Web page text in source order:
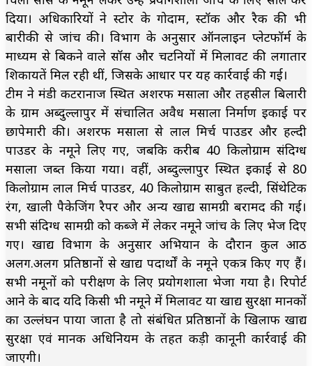
दिया। अधिकारियों ने स्टोर के गोदाम, स्टॉक और रैक की भी
बारीकी से जांच की। विभाग के अनुसार ऑनलाइन प्लेटफॉर्म के
माध्यम से बिकने वाले सॉस और चटनियों में मिलावट की लगातार
शिकायतें मिल रही थीं, जिसके आधार पर यह कार्रवाई की गई।
टीम ने मंडी कटरानाज स्थित अशरफ मसाला और तहसील बिलारी
के ग्राम अब्दुल्लापुर में संचालित अवैध मसाला निर्माण इकाई पर
छापेमारी की। अशरफ मसाला से लाल मिर्च पाउडर और हल्दी
पाउडर के नमूने लिए गए, जबकि करीब 40 किलोग्राम संदिग्ध
मसाला जब्त किया गया। वहीं, अब्दुल्लापुर स्थित इकाई से 80
किलोग्राम लाल मिर्च पाउडर, 40 किलोग्राम साबुत हल्दी, सिंथेटिक
रंग, खाली पैकेजिंग रैपर और अन्य खाद्य सामग्री बरामद की गई।
सभी संदिग्ध सामग्री को कब्जे में लेकर नमूने जांच के लिए भेज दिए
गए। खाद्य विभाग के अनुसार अभियान के दौरान कुल आठ
अलग.अलग प्रतिष्ठानों से खाद्य पदार्थों के नमूने एकत्र किए गए हैं।
सभी नमूनों को परीक्षण के लिए प्रयोगशाला भेजा गया है। रिपोर्ट
आने के बाद यदि किसी भी नमूने में मिलावट या खाद्य सुरक्षा मानकों
का उल्लंघन पाया जाता है तो संबंधित प्रतिष्ठानों के खिलाफ खाद्य
सुरक्षा एवं मानक अधिनियम के तहत कड़ी कानूनी कार्रवाई की
जाएगी।